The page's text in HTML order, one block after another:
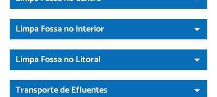
Limpa Fossa no Interior
Limpa Fossa no Litoral
Transporte de Efluentes